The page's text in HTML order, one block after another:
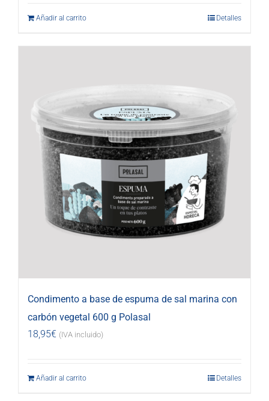
Añadir al carrito Detalles
Condimento a base de espuma de sal marina con
carbón vegetal 600 g Polasal
18,95€ (IVA incluido)
Añadir al carrito Detalles